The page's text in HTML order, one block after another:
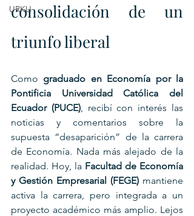
URKU
consolidación de un
triunfo liberal
Como graduado en Economía por la
Pontificia Universidad Católica del
Ecuador (PUCE), recibí con interés las
noticias y comentarios sobre la
supuesta “desaparición” de la carrera
de Economía. Nada más alejado de la
realidad. Hoy, la Facultad de Economía
y Gestión Empresarial (FEGE) mantiene
activa la carrera, pero integrada a un
proyecto académico más amplio. Lejos